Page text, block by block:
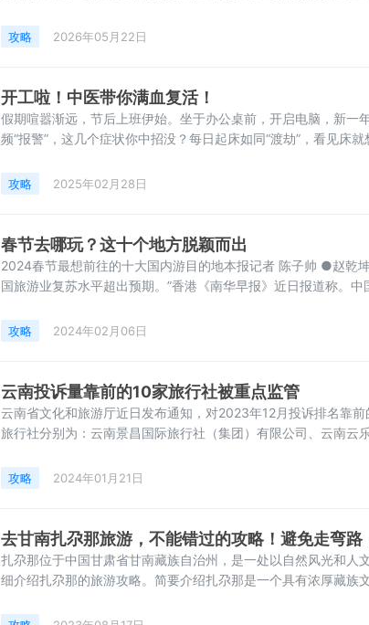
官方是基础购票渠道，但正规授权合作平台同样靠谱，体验更灵
前锁定，更容易买
攻略 2026年05月22日
开工啦！中医带你满血复活！
假期喧嚣渐远，节后上班伊始。坐于办公桌前，开启电脑，新一
频“报警”，这几个症状你中招没？每日起床如同“渡劫”，看见床
是典型的“节后综合症”！气血被熬夜掏空 ? 脾胃遭大鱼大肉“围殴”
攻略 2025年02月28日
春节去哪玩？这十个地方脱颖而出
2024春节最想前往的十大国内游目的地本报记者 陈子帅 ●赵乾
国旅游业复苏水平超出预期。”香港《南华早报》近日报道称。
90%。在“中秋+国庆”8天超长假期中，国内出游人数和旅游收入
中国国内旅
攻略 2024年02月06日
云南投诉量靠前的10家旅行社被重点监管
云南省文化和旅游厅近日发布通知，对2023年12月投诉排名靠
旅行社分别为：云南景昌国际旅行社（集团）有限公司、云南云
游国际旅行社有限公司国贸分公司、云南旺旅国际旅行社有限公
云南敏子国际旅行社有限责任公司、
攻略 2024年01月21日
去甘南扎尕那旅游，不能错过的攻略！避免走弯路
扎尕那位于中国甘肃省甘南藏族自治州，是一处以自然风光和人
细介绍扎尕那的旅游攻略。简要介绍扎尕那是一个具有浓厚藏族
客。最佳旅游时间：扎尕那的最佳旅游时间是夏秋季，这个时候